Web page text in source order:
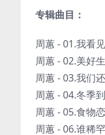
专辑曲目：
周蕙 - 01.我看
周蕙 - 02.美好
周蕙 - 03.我们
周蕙 - 04.冬季
周蕙 - 05.食物恋
周蕙 - 06.谁稀